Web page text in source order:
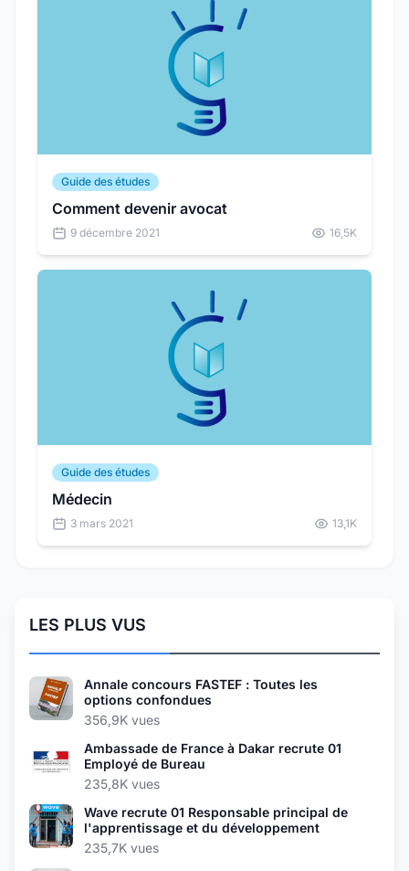
Guide des études
Comment devenir avocat
9 décembre 2021 16,5K
Guide des études
Médecin
3 mars 2021 13,1K
LES PLUS VUS
Annale concours FASTEF : Toutes les
options confondues
356,9K vues
Ambassade de France à Dakar recrute 01
Employé de Bureau
235,8K vues
Wave recrute 01 Responsable principal de
l'apprentissage et du développement
235,7K vues